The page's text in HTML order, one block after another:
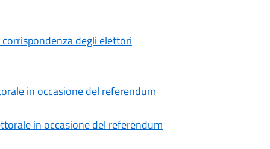
degli elettori
in occasione del referendum
in occasione del referendum